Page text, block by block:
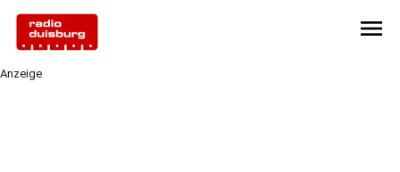
menu
Anzeige